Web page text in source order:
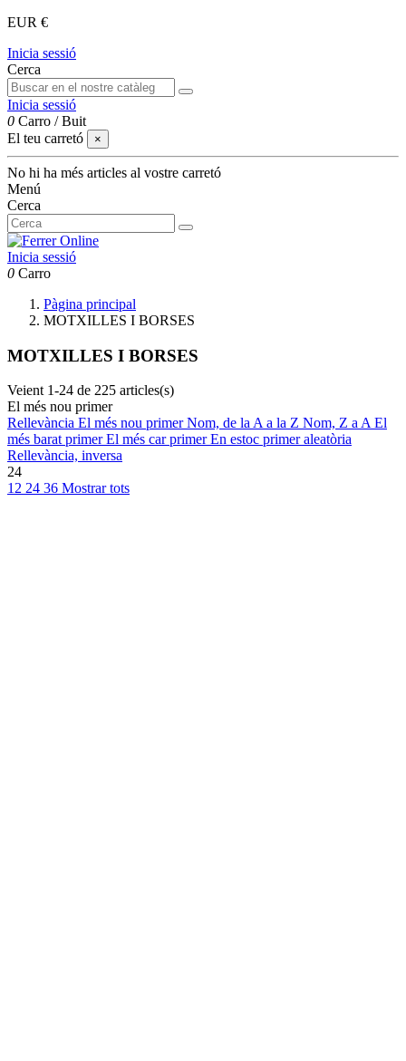
EUR €
Inicia sessió
Cerca
Inicia sessió
0 Carro /Buit
El teu carretó
×
No hi ha més articles al vostre carretó
Menú
Cerca
Inicia sessió
0 Carro
Pàgina principal
MOTXILLES I BORSES
MOTXILLES I BORSES
Veient 1-24 de 225 articles(s)
El més nou primer
Rellevància El més nou primerNom, de la A a la Z Nom, Z a AEl
més barat primerEl més car primerEn estoc primeraleatòria
Rellevància, inversa
24
12 24 36 Mostrar tots